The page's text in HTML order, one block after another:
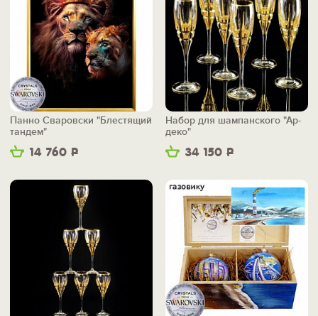
14 760 Р
Панно Сваровски "Блестящий
тандем"
34 150 Р
Набор для шампанского "Ар-
деко"